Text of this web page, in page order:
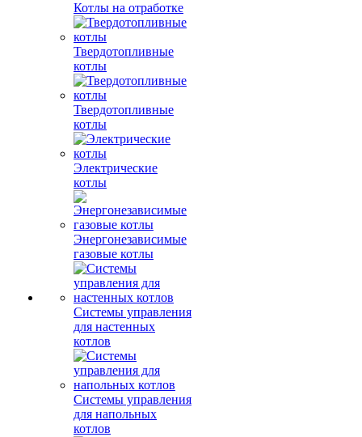
Котлы на отработке
Твердотопливные
котлы
Твердотопливные
котлы
Электрические
котлы
Энергонезависимые
газовые котлы
Системы управления
для настенных
котлов
Системы управления
для напольных
котлов